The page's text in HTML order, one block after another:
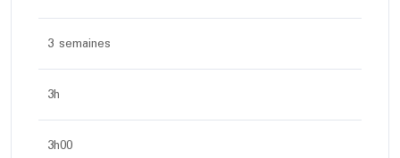
3 semaines
3h
3h00